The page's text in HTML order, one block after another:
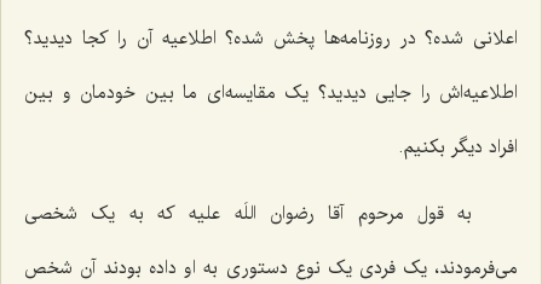
اعلانی شده؟ در روزنامه‌ها پخش شده؟ اطلاعیه آن را کجا دیدید؟
اطلاعیه‌اش را جایی دیدید؟ یک مقایسه‌ای ما بین خودمان و بین
افراد دیگر بکنیم.
به قول مرحوم آقا رضوان اللَه علیه که به یک شخصی
می‌فرمودند، یک فردی یک نوع دستوری به او داده بودند آن شخص